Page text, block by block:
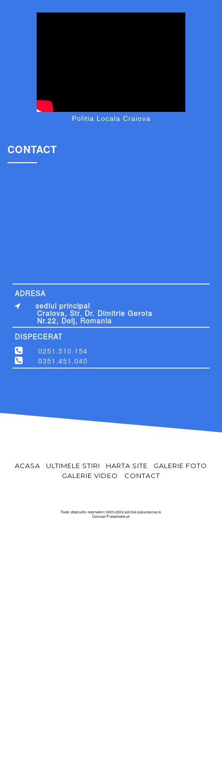
Politia Locala Craiova
CONTACT
ADRESA
sediul principal
Craiova, Str. Dr. Dimitrie Gerota
Nr.22, Dolj, Romania
DISPECERAT
0251.510.154
0351.451.040
ACASA ULTIMELE STIRI HARTA SITE
GALERIE FOTO
GALERIE VIDEO
CONTACT
Toate drepturile rezervate© 2005-2026 politialocalacraiova.ro
Concept Piatadesiteuri